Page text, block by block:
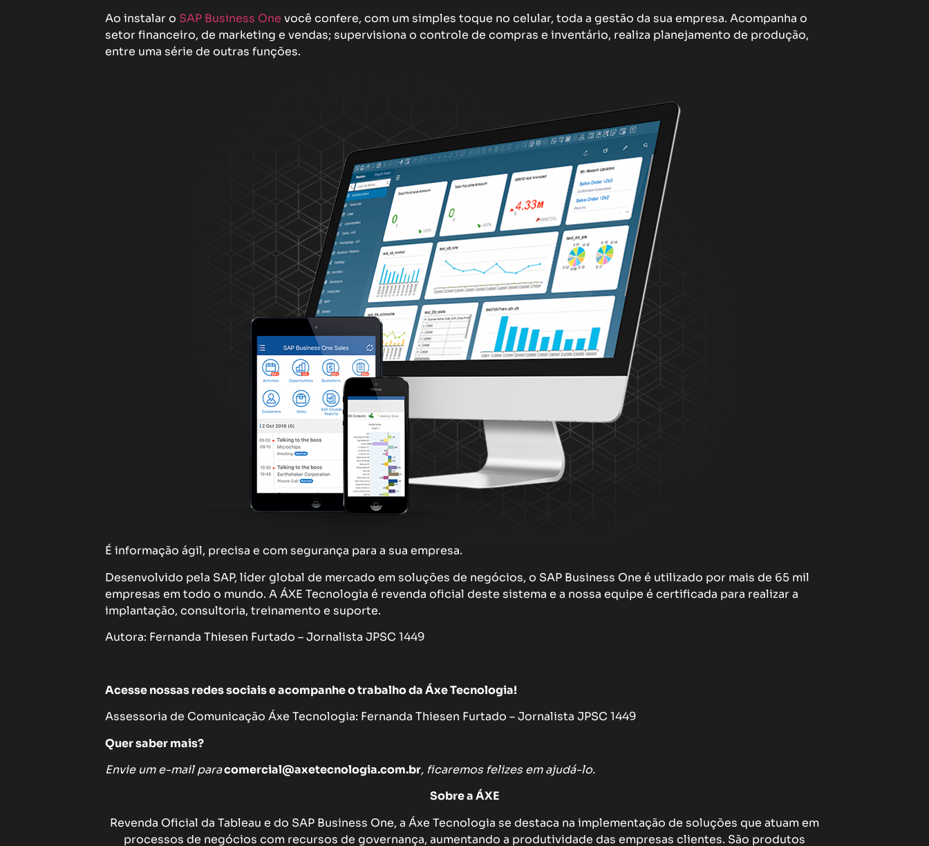
Ao instalar o SAP Business One você confere, com um simples toque no celular, toda a gestão da sua empresa. Acompanha o
setor financeiro, de marketing e vendas; supervisiona o controle de compras e inventário, realiza planejamento de produção,
entre uma série de outras funções.
É informação ágil, precisa e com segurança para a sua empresa.
Desenvolvido pela SAP, líder global de mercado em soluções de negócios, o SAP Business One é utilizado por mais de 65 mil
empresas em todo o mundo. A ÁXE Tecnologia é revenda oficial deste sistema e a nossa equipe é certificada para realizar a
implantação, consultoria, treinamento e suporte.
Autora: Fernanda Thiesen Furtado – Jornalista JPSC 1449
Acesse nossas redes sociais e acompanhe o trabalho da Áxe Tecnologia!
Assessoria de Comunicação Áxe Tecnologia: Fernanda Thiesen Furtado – Jornalista JPSC 1449
Quer saber mais?
Envie um e-mail paracomercial@axetecnologia.com.br, ficaremos felizes em ajudá-lo.
Sobre a ÁXE
Revenda Oficial da Tableau e do SAP Business One, a Áxe Tecnologia se destaca na implementação de soluções que atuam em
processos de negócios com recursos de governança, aumentando a produtividade das empresas clientes. São produtos